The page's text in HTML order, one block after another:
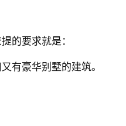
的要求就是：
有豪华别墅的建筑。